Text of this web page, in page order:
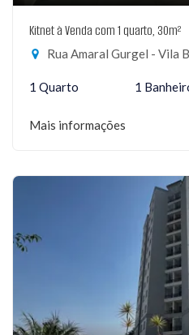
Kitnet à Venda com 1 quarto, 30m²
Rua Amaral Gurgel - Vila
1 Quarto 1
Mais informações